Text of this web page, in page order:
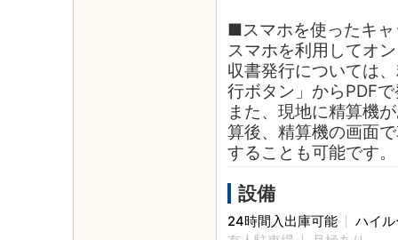
■スマホを使ったキ
スマホを利用してオ
収書発行については
行ボタン」からPDF
また、現地に精算機
算後、精算機の画面
することも可能です。
設備
24時間入出庫可能
ハイ